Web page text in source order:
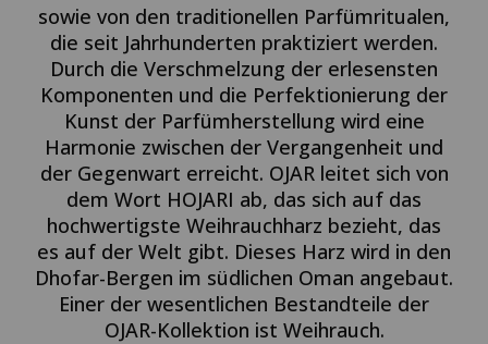
sowie von den traditionellen Parfümritualen,
die seit Jahrhunderten praktiziert werden.
Durch die Verschmelzung der erlesensten
Komponenten und die Perfektionierung der
Kunst der Parfümherstellung wird eine
Harmonie zwischen der Vergangenheit und
der Gegenwart erreicht. OJAR leitet sich von
dem Wort HOJARI ab, das sich auf das
hochwertigste Weihrauchharz bezieht, das
es auf der Welt gibt. Dieses Harz wird in den
Dhofar-Bergen im südlichen Oman angebaut.
Einer der wesentlichen Bestandteile der
OJAR-Kollektion ist Weihrauch.